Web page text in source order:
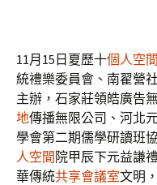
11月15日夏歷十個人空間
統禮樂委員會、南翟營
主辦，石家莊領皓廣告
地傳播無限公司、河北
學會第二期儒學研讀班
人空間 院甲辰下元益謙
華傳統共享會議室文明